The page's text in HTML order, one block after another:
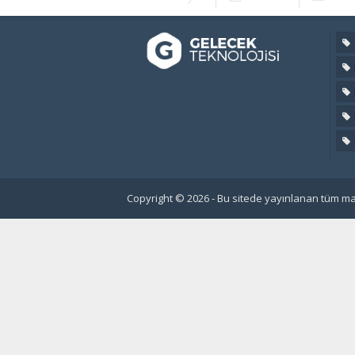
Copyright © 2026 - Bu sitede yayınlanan tüm